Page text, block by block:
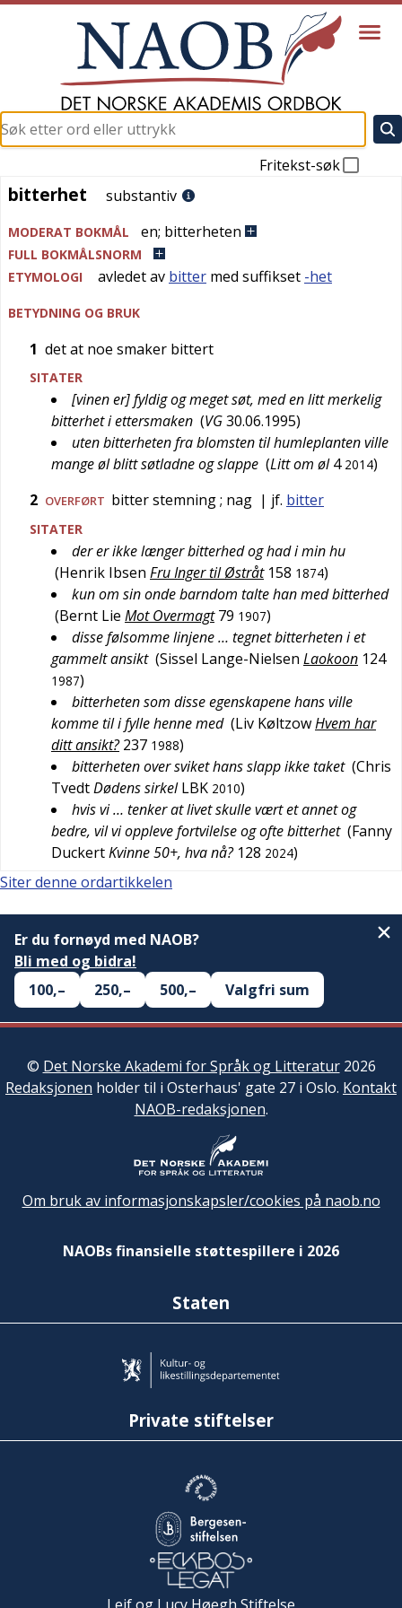
Fritekst-søk
bitterhet
bitterhet substantiv
MODERAT BOKMÅL en; bitterheten
FULL BOKMÅLSNORM
ETYMOLOGI
avledet av bitter med suffikset -het
BETYDNING OG BRUK
1 det at noe smaker bittert
SITATER
[vinen er] fyldig og meget søt, med en litt merkelig
bitterhet i ettersmaken (VG30.06.1995)
uten bitterheten fra blomsten til humleplanten ville
mange øl blitt søtladne og slappe (Litt om øl 4 2014)
2 OVERFØRT bitter stemning; nag | jf. bitter
SITATER
der er ikke længer bitterhed og had i min hu
(Henrik Ibsen Fru Inger til Østråt 158 1874)
kun om sin onde barndom talte han med bitterhed
(Bernt Lie Mot Overmagt 79 1907)
disse følsomme linjene … tegnet bitterheten i et
gammelt ansikt (Sissel Lange-Nielsen Laokoon 124
1987)
bitterheten som disse egenskapene hans ville
komme til i fylle henne med (Liv KøltzowHvem har
ditt ansikt? 237 1988)
bitterheten over sviket hans slapp ikke taket (Chris
TvedtDødens sirkel LBK 2010)
hvis vi … tenker at livet skulle vært et annet og
bedre, vil vi oppleve fortvilelse og ofte bitterhet (Fanny
DuckertKvinne 50+, hva nå? 128 2024)
Siter denne ordartikkelen
Er du fornøyd med NAOB?
Bli med og bidra!
100,–
250,– 500,– Valgfri sum
© Det Norske Akademi for Språk og Litteratur2026
Redaksjonen holder til i Osterhaus' gate 27 i Oslo. Kontakt
NAOB-redaksjonen.
Om bruk av informasjonskapsler/cookies på naob.no
NAOBs finansielle støttespillere i 2026
Staten
Private stiftelser